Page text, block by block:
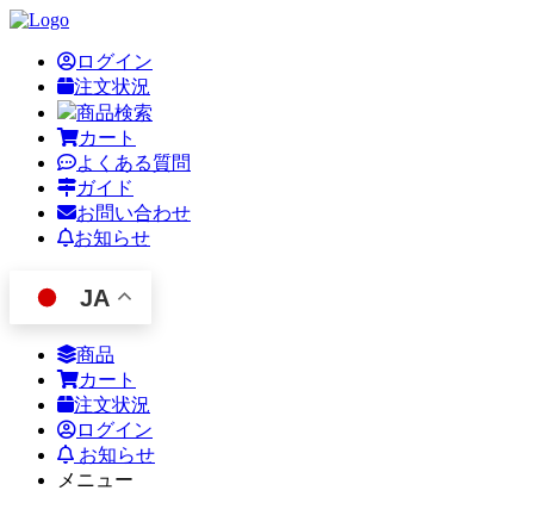
ログイン
注文状況
商品検索
カート
よくある質問
ガイド
お問い合わせ
お知らせ
JA
商品
カート
注文状況
ログイン
お知らせ
メニュー